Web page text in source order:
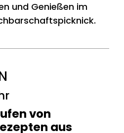
und Genießen im
von
aus